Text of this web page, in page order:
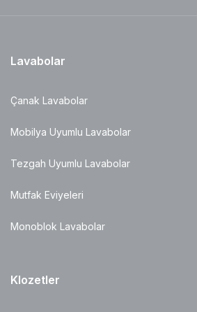
Lavabolar
Çanak Lavabolar
Mobilya Uyumlu Lavabolar
Tezgah Uyumlu Lavabolar
Mutfak Eviyeleri
Monoblok Lavabolar
Klozetler